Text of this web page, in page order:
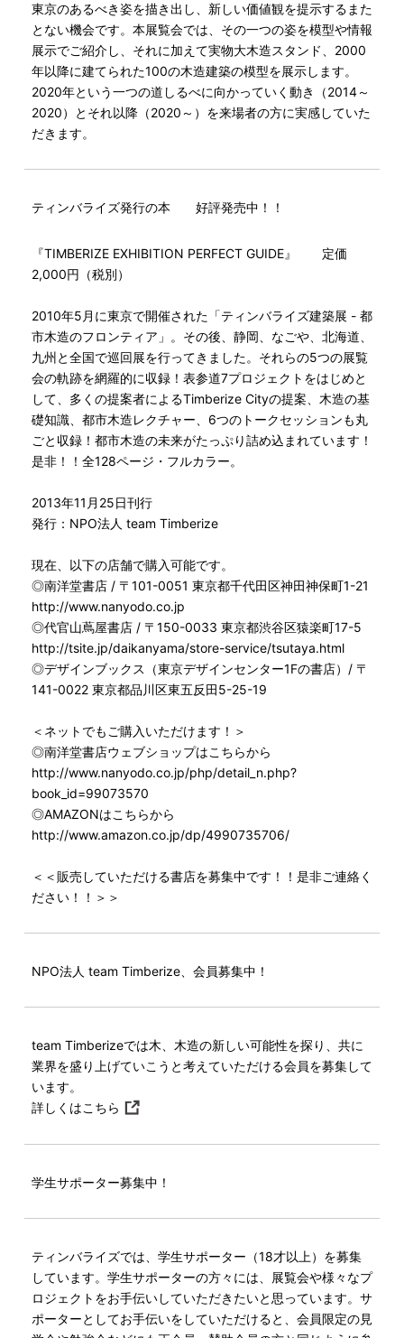
東京のあるべき姿を描き出し、新しい価値観を提示するまた
とない機会です。本展覧会では、その一つの姿を模型や情報
展示でご紹介し、それに加えて実物大木造スタンド、2000
年以降に建てられた100の木造建築の模型を展示します。
2020年という一つの道しるべに向かっていく動き（2014～
2020）とそれ以降（2020～）を来場者の方に実感していた
だきます。
ティンバライズ発行の本 好評発売中！！
『TIMBERIZE EXHIBITION PERFECT GUIDE』 定価
2,000円（税別）
2010年5月に東京で開催された「ティンバライズ建築展 - 都
市木造のフロンティア」。その後、静岡、なごや、北海道、
九州と全国で巡回展を行ってきました。それらの5つの展覧
会の軌跡を網羅的に収録！表参道7プロジェクトをはじめと
して、多くの提案者によるTimberize Cityの提案、木造の基
礎知識、都市木造レクチャー、6つのトークセッションも丸
ごと収録！都市木造の未来がたっぷり詰め込まれています！
是非！！全128ページ・フルカラー。
2013年11月25日刊行
発行：NPO法人 team Timberize
現在、以下の店舗で購入可能です。
◎南洋堂書店 / 〒101-0051 東京都千代田区神田神保町1-21
http://www.nanyodo.co.jp
◎代官山蔦屋書店 / 〒150-0033 東京都渋谷区猿楽町17-5
http://tsite.jp/daikanyama/store-service/tsutaya.html
◎デザインブックス（東京デザインセンター1Fの書店）/ 〒
141-0022 東京都品川区東五反田5-25-19
＜ネットでもご購入いただけます！＞
◎南洋堂書店ウェブショップはこちらから
http://www.nanyodo.co.jp/php/detail_n.php?
book_id=99073570
◎AMAZONはこちらから
http://www.amazon.co.jp/dp/4990735706/
＜＜販売していただける書店を募集中です！！是非ご連絡く
ださい！！＞＞
NPO法人 team Timberize、会員募集中！
team Timberizeでは木、木造の新しい可能性を探り、共に
業界を盛り上げていこうと考えていただける会員を募集して
います。
詳しくはこちら
学生サポーター募集中！
ティンバライズでは、学生サポーター（18才以上）を募集
しています。学生サポーターの方々には、展覧会や様々なプ
ロジェクトをお手伝いしていただきたいと思っています。サ
ポーターとしてお手伝いをしていただけると、会員限定の見